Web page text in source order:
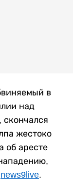
в
над
скончался
жестоко
об аресте
news9live.